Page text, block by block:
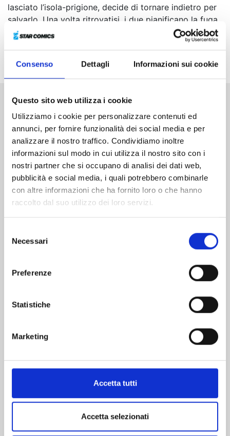
Consenso Dettagli Informazioni sui cookie
Questo sito web utilizza i cookie
Utilizziamo i cookie per personalizzare contenuti ed
annunci, per fornire funzionalità dei social media e per
analizzare il nostro traffico. Condividiamo inoltre
informazioni sul modo in cui utilizza il nostro sito con i
nostri partner che si occupano di analisi dei dati web,
pubblicità e social media, i quali potrebbero combinarle
con altre informazioni che ha fornito loro o che hanno
raccolto dal suo utilizzo dei loro servizi.
delNecessari
Preferenze
Statistiche
Marketing
Accetta tutti
Accetta selezionati
lasciato l’isola-prigione, decide di tornare indietro per
salvarlo. Una volta ritrovatisi, i due pianificano la fuga,
ma proprio in quel momento i knocker assediano
l’isola e Fushi capisce che in quel posto ci sono delle
Altri volumi della serie
Mostra tutto